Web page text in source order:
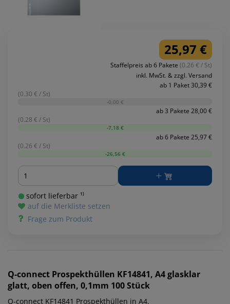
25,97 €
Staffelpreis ab 6 Pakete (0.26 € / St)
inkl. MwSt. & zzgl. Versand
ab 1 Paket 30,39 €
(0.30 € / St)
-0,00 €
ab 3 Pakete 28,00 €
(0.28 € / St)
-7,18 €
ab 6 Pakete 25,97 €
(0.26 € / St)
-26,56 €
Menge
sofort lieferbar ¹⁾
auf die Merkliste setzen
Frage zum Produkt
Q-connect Prospekthüllen KF14841, A4 glasklar
glatt, oben offen, 0,1mm 100 Stück
Q-connect KF14841 Prospekthüllen in A4.